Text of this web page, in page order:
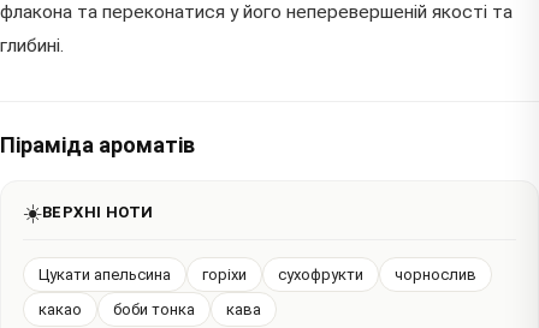
флакона та переконатися у його неперевершеній якості та
глибині.
Піраміда ароматів
☀️ВЕРХНІ НОТИ
Цукати апельсина горіхи сухофрукти
чорнослив
какао
боби тонка кава